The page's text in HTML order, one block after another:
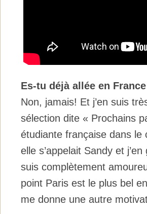
Es-tu déjà allée en
Non, jamais! Et j’en suis
sélection dite « Prochains
étudiante française dans le
elle s’appelait Sandy et
suis complètement
point Paris est le plus bel
me donne une autre